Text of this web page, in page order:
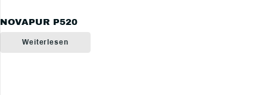
NOVAPUR P520
Weiterlesen